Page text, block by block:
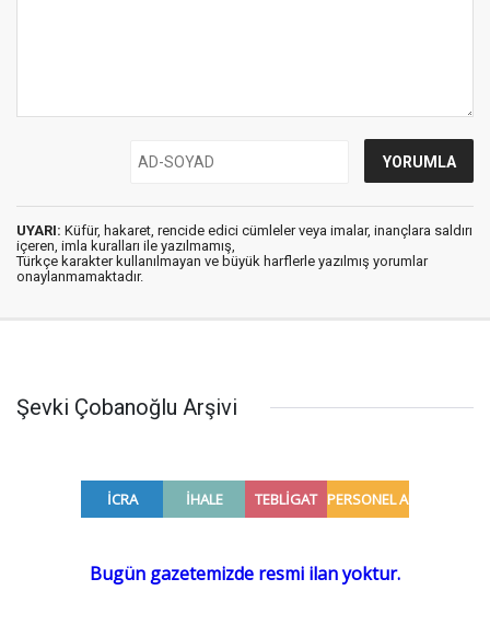
UYARI: Küfür, hakaret, rencide edici cümleler veya imalar, inançlara saldırı
içeren, imla kuralları ile yazılmamış,
Türkçe karakter kullanılmayan ve büyük harflerle yazılmış yorumlar
onaylanmamaktadır.
Şevki Çobanoğlu Arşivi